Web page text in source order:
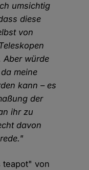
umsichtig
diese
von
Aber würde
meine
kann – es
der
ihr zu
davon
teapot" von